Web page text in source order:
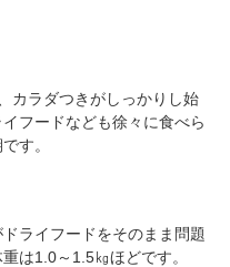
カラダつきがしっかりし始
フードなども徐々に食べら
す。
ライフードをそのまま問題
は1.0～1.5㎏ほどです。